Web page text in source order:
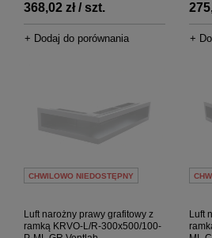
368,02 zł / szt.
+ Dodaj do porównania +
CHWILOWO NIEDOSTĘPNY
Luft narożny prawy grafitowy z
ramką KRVO-L/R-300x500/100-
Luft